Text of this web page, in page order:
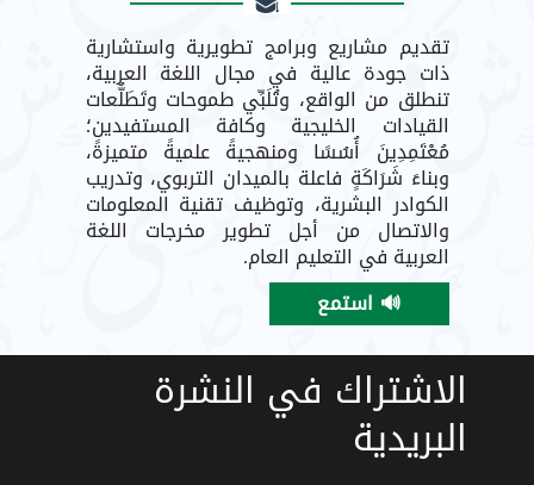
تقديم مشاريع وبرامج تطويرية واستشارية
ذات جودة عالية في مجال اللغة العربية،
تنطلق من الواقع، وتُلَبِّي طموحات وتَطَلُّعات
القيادات الخليجية وكافة المستفيدين؛
مُعْتَمِدِينَ أُسُسًا ومنهجيةً علميةً متميزةً،
وبناءَ شَرَاكَةٍ فاعلة بالميدان التربوي، وتدريب
الكوادر البشرية، وتوظيف تقنية المعلومات
والاتصال من أجل تطوير مخرجات اللغة
العربية في التعليم العام.
🔊 استمع
الاشتراك في النشرة
البريدية